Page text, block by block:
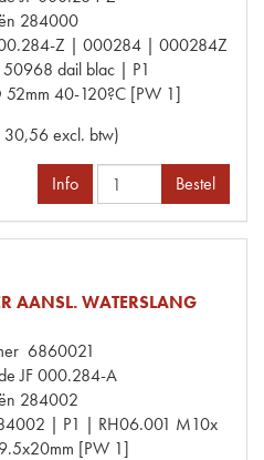
284000
Z | 000284 | 000284Z
dail blac | P1
52mm 40-120?C [PW 1]
30,56 excl. btw)
Info Bestel
AANSL. WATERSLANG
6860021
JF000.284-A
284002
| P1 | RH06.001 M10x
[PW 1]